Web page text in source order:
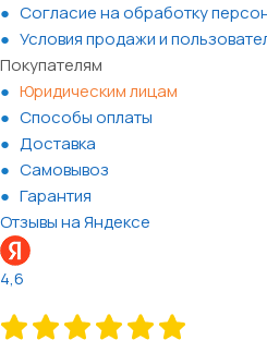
Согласие на обработку
Условия продажи и
Покупателям
Юридическим лицам
Способы оплаты
Доставка
Самовывоз
Гарантия
Отзывы на Яндексе
4,6